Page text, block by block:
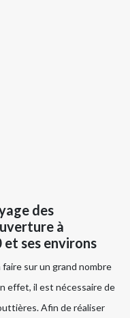
des
à
ses environs
sur un grand nombre
effet, il est nécessaire de
Afin de réaliser